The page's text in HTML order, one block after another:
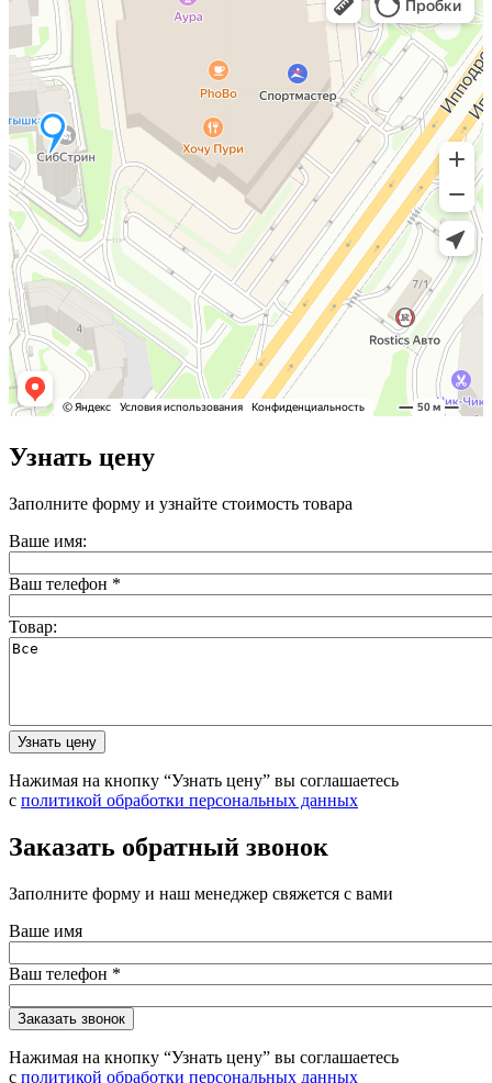
Узнать цену
Заполните форму и узнайте стоимость товара
Ваше имя:
Ваш телефон *
Товар:
Нажимая на кнопку “Узнать цену” вы соглашаетесь
с политикой обработки персональных данных
Заказать обратный звонок
Заполните форму и наш менеджер свяжется с вами
Ваше имя
Ваш телефон *
Нажимая на кнопку “Узнать цену” вы соглашаетесь
с политикой обработки персональных данных